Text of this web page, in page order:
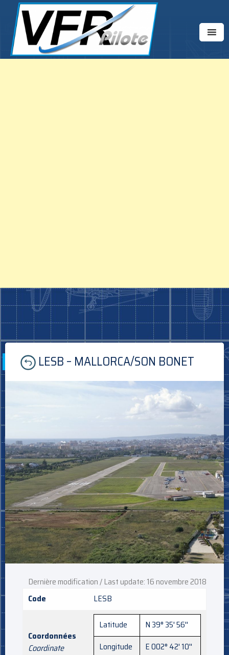
Skip
content
LESB – MALLORCA/SON BONET
Dernière modification / Last update: 16 novembre 2018
Code
LESB
Coordonnées
Coordinate
Latitude
N 39° 35' 56''
Longitude
E 002° 42' 10''